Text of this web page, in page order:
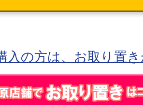
入の方は、お取り置